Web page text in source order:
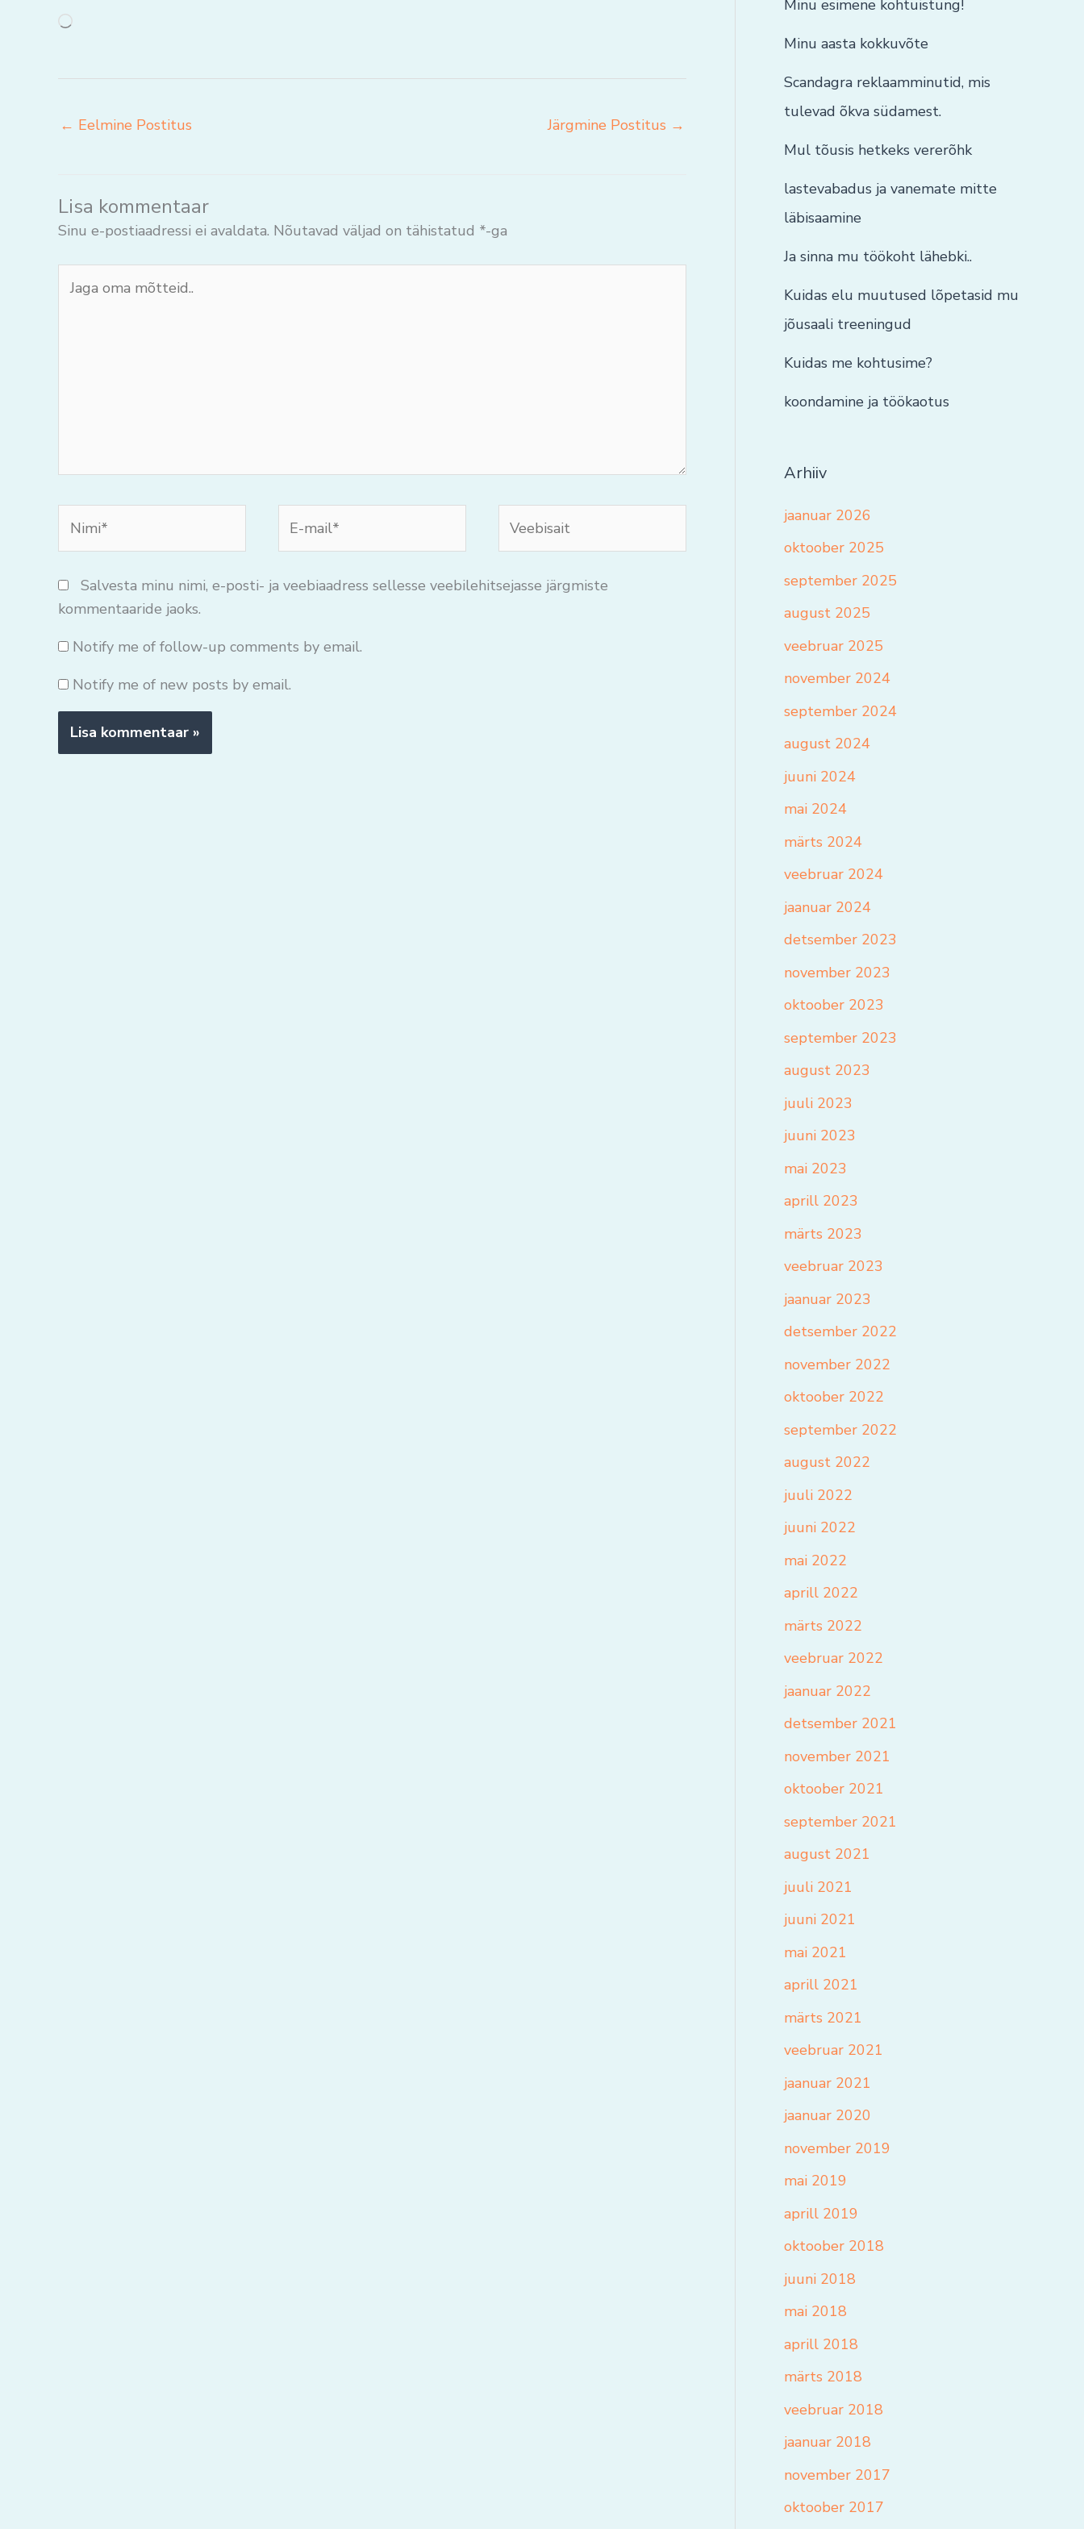
Loading…
← Eelmine Postitus Järgmine Postitus →
Lisa kommentaar
Sinu e-postiaadressi ei avaldata. Nõutavad väljad on tähistatud *-ga
oma
mail*
Salvesta minu nimi, e-posti- ja veebiaadress sellesse veebilehitsejasse järgmiste
kommentaaride jaoks.
Notify me of follow-up comments by email.
Notify me of new posts by email.
Minu esimene kohtuistung!
Minu aasta kokkuvõte
Scandagra reklaamminutid, mis
tulevad õkva südamest.
Mul tõusis hetkeks vererõhk
lastevabadus ja vanemate mitte
läbisaamine
Ja sinna mu töökoht lähebki..
Kuidas elu muutused lõpetasid mu
jõusaali treeningud
Kuidas me kohtusime?
koondamine ja töökaotus
Arhiiv
jaanuar 2026
oktoober 2025
september 2025
august 2025
veebruar 2025
november 2024
september 2024
august 2024
juuni 2024
mai 2024
märts 2024
veebruar 2024
jaanuar 2024
detsember 2023
november 2023
oktoober 2023
september 2023
august 2023
juuli 2023
juuni 2023
mai 2023
aprill 2023
märts 2023
veebruar 2023
jaanuar 2023
detsember 2022
november 2022
oktoober 2022
september 2022
august 2022
juuli 2022
juuni 2022
mai 2022
aprill 2022
märts 2022
veebruar 2022
jaanuar 2022
detsember 2021
november 2021
oktoober 2021
september 2021
august 2021
juuli 2021
juuni 2021
mai 2021
aprill 2021
märts 2021
veebruar 2021
jaanuar 2021
jaanuar 2020
november 2019
mai 2019
aprill 2019
oktoober 2018
juuni 2018
mai 2018
aprill 2018
märts 2018
veebruar 2018
jaanuar 2018
november 2017
oktoober 2017